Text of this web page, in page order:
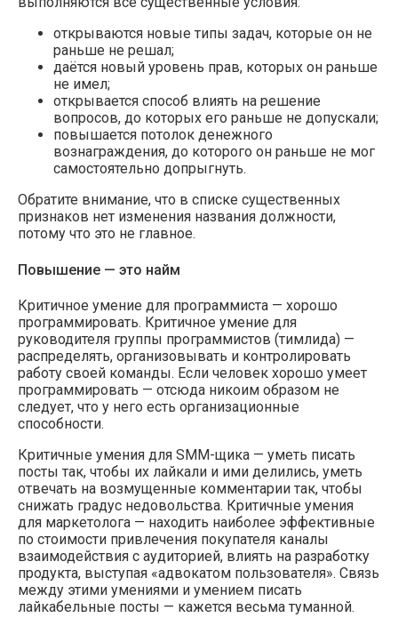
открываются новые типы задач, которые он не
раньше не решал;
даётся новый уровень прав, которых он раньше
не имел;
открывается способ влиять на решение
вопросов, до которых его раньше не допускали;
повышается потолок денежного
вознаграждения, до которого он раньше не мог
самостоятельно допрыгнуть.
Обратите внимание, что в списке существенных
признаков нет изменения названия должности,
потому что это не главное.
Повышение — это найм
Критичное умение для программиста — хорошо
программировать. Критичное умение для
руководителя группы программистов (тимлида) —
распределять, организовывать и контролировать
работу своей команды. Если человек хорошо умеет
программировать — отсюда никоим образом не
следует, что у него есть организационные
способности.
Критичные умения для SMM-щика — уметь писать
посты так, чтобы их лайкали и ими делились, уметь
отвечать на возмущенные комментарии так, чтобы
снижать градус недовольства. Критичные умения
для маркетолога — находить наиболее эффективные
по стоимости привлечения покупателя каналы
взаимодействия с аудиторией, влиять на разработку
продукта, выступая «адвокатом пользователя». Связь
между этими умениями и умением писать
лайкабельные посты — кажется весьма туманной.